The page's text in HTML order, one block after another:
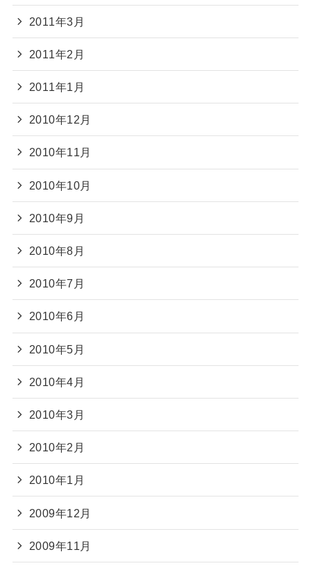
2011年3月
2011年2月
2011年1月
2010年12月
2010年11月
2010年10月
2010年9月
2010年8月
2010年7月
2010年6月
2010年5月
2010年4月
2010年3月
2010年2月
2010年1月
2009年12月
2009年11月